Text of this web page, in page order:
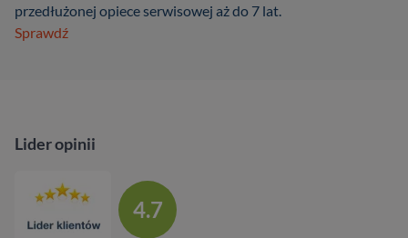
przedłużonej opiece serwisowej aż do 7 lat.
Sprawdź
Lider opinii
4.7